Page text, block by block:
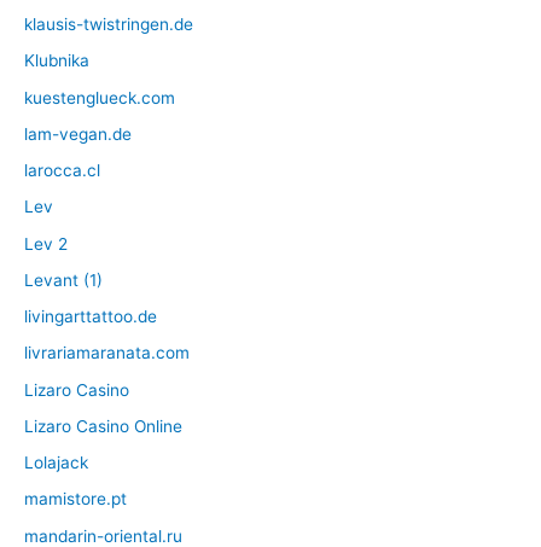
klausis-twistringen.de
Klubnika
kuestenglueck.com
lam-vegan.de
larocca.cl
Lev
Lev 2
Levant (1)
livingarttattoo.de
livrariamaranata.com
Lizaro Casino
Lizaro Casino Online
Lolajack
mamistore.pt
mandarin-oriental.ru